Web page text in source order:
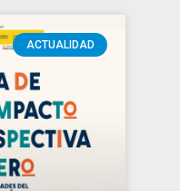
ACTUALIDAD